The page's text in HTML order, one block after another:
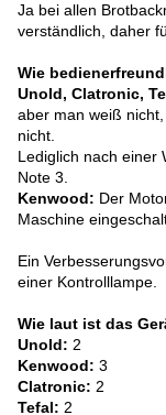
Ja bei allen
verständlich, daher
Wie
Unold, Clatronic,
aber man weiß
nicht.
Lediglich nach einer
Note 3.
Kenwood: Der
Maschine
Ein
einer Kontrolllampe.
Wie laut ist das
Unold: 2
Kenwood: 3
Clatronic: 2
Tefal: 2